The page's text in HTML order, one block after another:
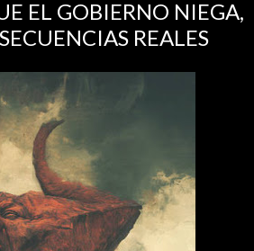
EL GOBIERNO NIEGA,
REALES